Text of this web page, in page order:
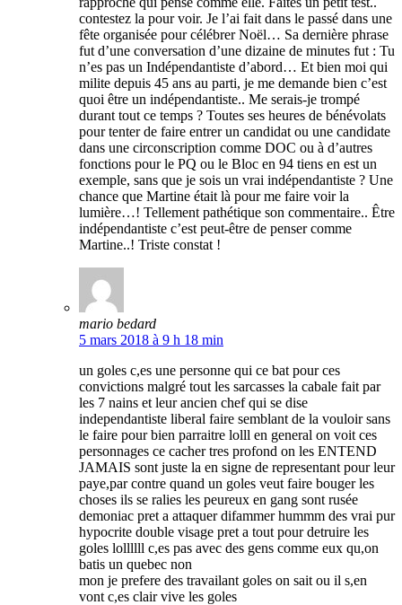
contestez la pour voir. Je l’ai fait dans le passé dans une
fête organisée pour célébrer Noël… Sa dernière phrase
fut d’une conversation d’une dizaine de minutes fut : Tu
n’es pas un Indépendantiste d’abord… Et bien moi qui
milite depuis 45 ans au parti, je me demande bien c’est
quoi être un indépendantiste.. Me serais-je trompé
durant tout ce temps ? Toutes ses heures de bénévolats
pour tenter de faire entrer un candidat ou une candidate
dans une circonscription comme DOC ou à d’autres
fonctions pour le PQ ou le Bloc en 94 tiens en est un
exemple, sans que je sois un vrai indépendantiste ? Une
chance que Martine était là pour me faire voir la
lumière…! Tellement pathétique son commentaire.. Être
indépendantiste c’est peut-être de penser comme
Martine..! Triste constat !
mario bedard
5 mars 2018 à 9 h 18 min
un goles c,es une personne qui ce bat pour ces
convictions malgré tout les sarcasses la cabale fait par
les 7 nains et leur ancien chef qui se dise
independantiste liberal faire semblant de la vouloir sans
le faire pour bien parraitre lolll en general on voit ces
personnages ce cacher tres profond on les ENTEND
JAMAIS sont juste la en signe de representant pour leur
paye,par contre quand un goles veut faire bouger les
choses ils se ralies les peureux en gang sont rusée
demoniac pret a attaquer difammer hummm des vrai pur
hypocrite double visage pret a tout pour detruire les
goles lollllll c,es pas avec des gens comme eux qu,on
batis un quebec non
mon je prefere des travailant goles on sait ou il s,en
vont c,es clair vive les goles